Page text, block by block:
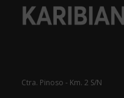
Ctra. Pinoso - Km. 2 S/N